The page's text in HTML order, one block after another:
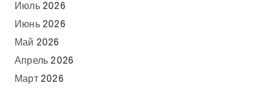
Июль 2026
Июнь 2026
Май 2026
Апрель 2026
Март 2026